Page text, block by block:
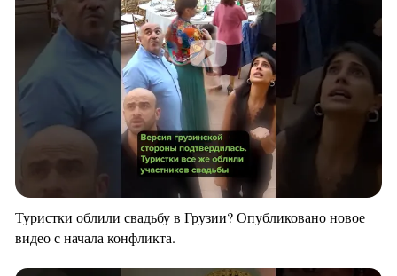
Туристки облили свадьбу в Грузии? Опубликовано новое
видео с начала конфликта.